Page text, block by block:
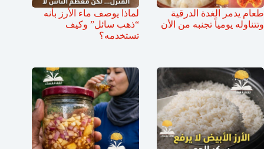
طعام يدمر الغدة الدرقية
وتتناوله يومياً تجنبه من الأن
لماذا يوصف ماء الأرز بأنه
“ذهب سائل” وكيف
تستخدمه؟